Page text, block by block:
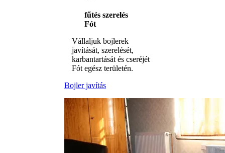
fűtés szerelés
Fót
Vállaljuk bojlerek
javítását, szerelését,
karbantartását és cseréjét
Fót egész területén.
Bojler javítás